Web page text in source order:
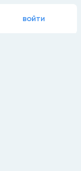
войти